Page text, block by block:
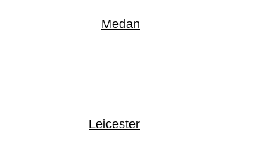
Medan
Leicester